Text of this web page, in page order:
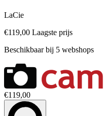
LaCie
€119,00 Laagste prijs
Beschikbaar bij 5 webshops
€119,00